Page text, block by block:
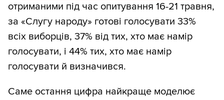
отриманими під час опитування 16-21 травня,
за «Слугу народу» готові голосувати 33%
всіх виборців, 37% від тих, хто має намір
голосувати, і 44% тих, хто має намір
голосувати й визначився.
Саме остання цифра найкраще моделює